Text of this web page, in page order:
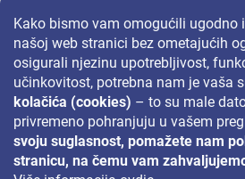
Kako bismo vam omogućili ugodno
našoj web stranici bez ometajućih
osigurali njezinu upotrebljivost,
učinkovitost, potrebna nam je vaša
kolačića (cookies) – to su male
privremeno pohranjuju u vašem
svoju suglasnost, pomažete nam
stranicu, na čemu vam
Za akcije, nagradne igre i popuste pratite